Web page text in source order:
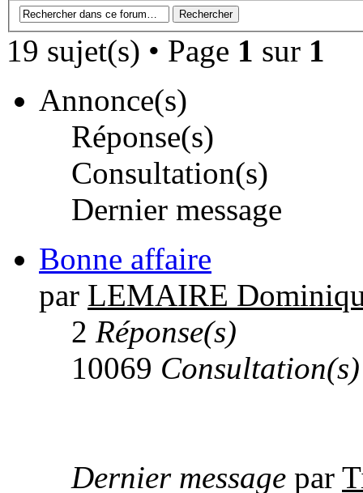
19 sujet(s) • Page 1 sur 1
Annonce(s)
Réponse(s)
Consultation(s)
Dernier message
Bonne affaire
par LEMAIRE
2 Réponse(s)
10069 Consultation(s)
Dernier message par